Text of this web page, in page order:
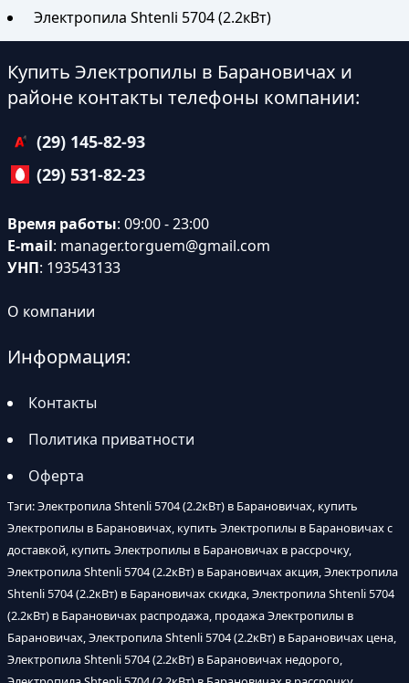
Электропила Shtenli 5704 (2.2кВт)
Купить Электропилы в Барановичах и
районе контакты телефоны компании:
(29) 145-82-93
(29) 531-82-23
Время работы: 09:00 - 23:00
E-mail: manager.torguem@gmail.com
УНП: 193543133
О компании
Информация:
Контакты
Политика приватности
Оферта
Тэги: Электропила Shtenli 5704 (2.2кВт) в Барановичах, купить
Электропилы в Барановичах, купить Электропилы в Барановичах с
доставкой, купить Электропилы в Барановичах в рассрочку,
Электропила Shtenli 5704 (2.2кВт) в Барановичах акция, Электропила
Shtenli 5704 (2.2кВт) в Барановичах скидка, Электропила Shtenli 5704
(2.2кВт) в Барановичах распродажа, продажа Электропилы в
Барановичах, Электропила Shtenli 5704 (2.2кВт) в Барановичах цена,
Электропила Shtenli 5704 (2.2кВт) в Барановичах недорого,